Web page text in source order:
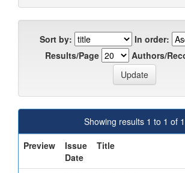
Sort by:
In order:
Results/Page
Authors/
Showing results 1 to 1 of 1
Preview
Issue
Date
Title